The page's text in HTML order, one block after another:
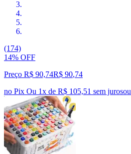
(174)
14% OFF
Preço R$ 90,74R$ 90,74
no Pix Ou 1x de R$ 105,51 sem jurosou